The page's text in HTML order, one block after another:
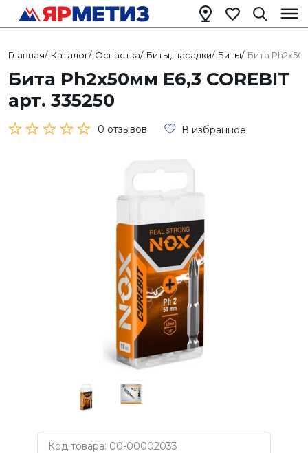
Главная/ Каталог/ Оснастка/ Биты, насадки/ Биты/ Бита
Бита Ph2х50мм Е6,3 COREBIT
арт. 335250
0 отзывов В избранное
Код товара: 00-00002033